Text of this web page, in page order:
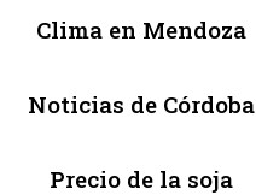
Clima en Mendoza
Noticias de Córdoba
Precio de la soja